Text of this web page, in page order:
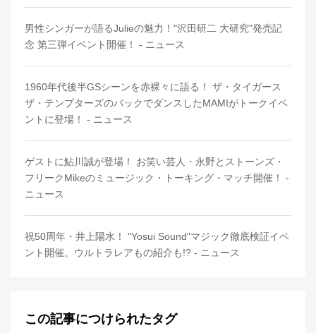
男性シンガーが語るJulieの魅力！"沢田研二 大研究"発売記
念 第三弾イベント開催！ - ニュース
1960年代後半GSシーンを赤裸々に語る！ ザ・タイガース
ザ・テンプターズのバックでダンスしたMAMIがトークイベ
ントに登場！ - ニュース
ゲストに鮎川誠が登場！ お笑い芸人・永野とストーンズ・
フリークMikeのミュージック・トーキング・マッチ開催！ -
ニュース
祝50周年・井上陽水！ "Yosui Sound"マジック徹底検証イベ
ント開催。ウルトラレアもの紹介も!? - ニュース
この記事につけられたタグ